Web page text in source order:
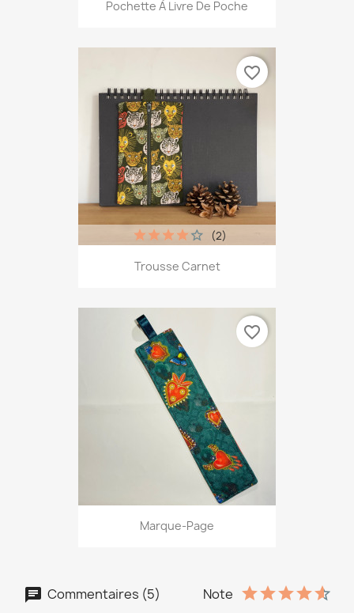
Pochette À Livre De Poche
Trousse Carnet
(2)
favorite_border
Marque-Page
favorite_border
Commentaires (5) Note